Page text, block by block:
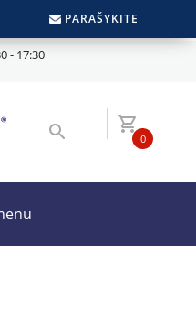
PARAŠYKITE
- 17:30
0